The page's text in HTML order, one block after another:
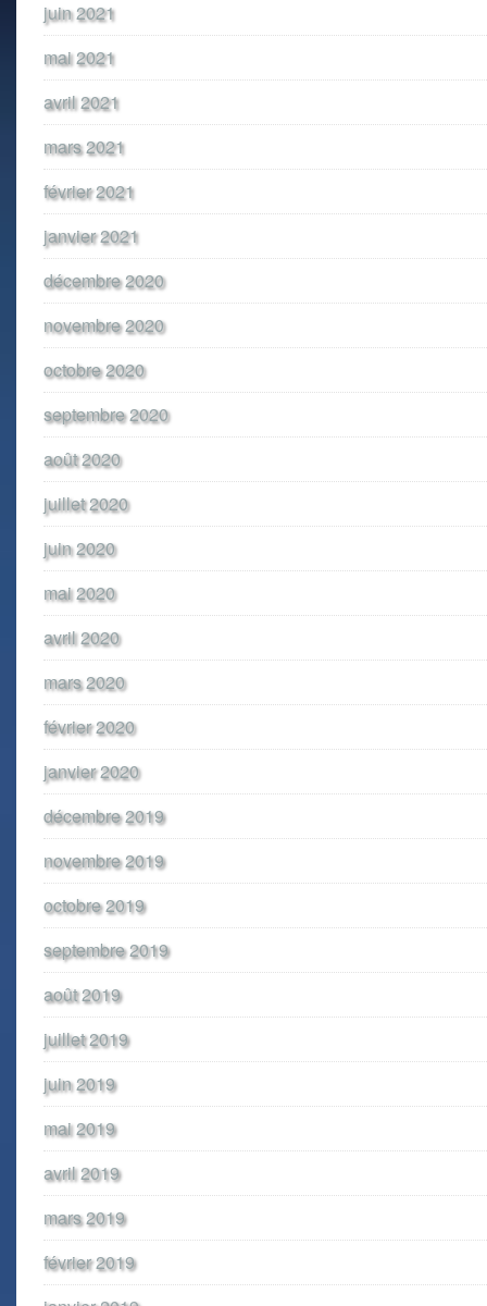
juin 2021
mai 2021
avril 2021
mars 2021
février 2021
janvier 2021
décembre 2020
novembre 2020
octobre 2020
septembre 2020
août 2020
juillet 2020
juin 2020
mai 2020
avril 2020
mars 2020
février 2020
janvier 2020
décembre 2019
novembre 2019
octobre 2019
septembre 2019
août 2019
juillet 2019
juin 2019
mai 2019
avril 2019
mars 2019
février 2019